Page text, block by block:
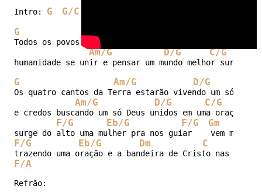
Intro: G G/C
G
Todos os povos da Terra serão um dia uma só  Nação
Am/G D/G C/G
humanidade se unir e pensar um mundo melhor surgirá!
G Am/G D/G
Os quatro cantos da Terra estarão vivendo um só
Am/G D/G C/G
e credos buscando um só Deus unidos em uma oração
F/G Eb/G F/G
Gm
F/G
Eb/G Dm C
F/A
Refrão: